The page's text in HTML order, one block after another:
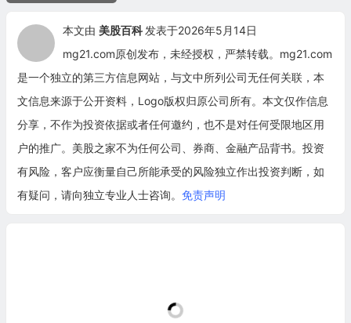
本文由 美股百科 发表于2026年5月14日
mg21.com原创发布，未经授权，严禁转载。mg21.com
是一个独立的第三方信息网站，与文中所列公司无任何关联，本
文信息来源于公开资料，Logo版权归原公司所有。本文仅作信息
分享，不作为投资依据或者任何邀约，也不是对任何受限地区用
户的推广。美股之家不为任何公司、券商、金融产品背书。投资
有风险，客户应衡量自己所能承受的风险独立作出投资判断，如
有疑问，请向独立专业人士咨询。 免责声明